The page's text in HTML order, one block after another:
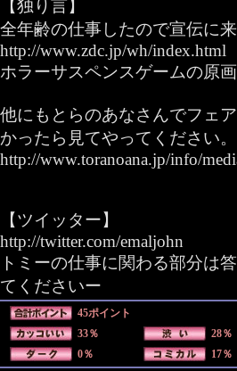
【独り言】
全年齢の仕事したので宣伝に
http://www.zdc.jp/wh/index.html
ホラーサスペンスゲームの原
他にもとらのあなさんでフェ
かったら見てやってください。
http://www.toranoana.jp/info/
【ツイッター】
http://twitter.com/emaljohn
トミーの仕事に関わる部分は
てくださいー
45ポイント
33％
28％
0％
17％